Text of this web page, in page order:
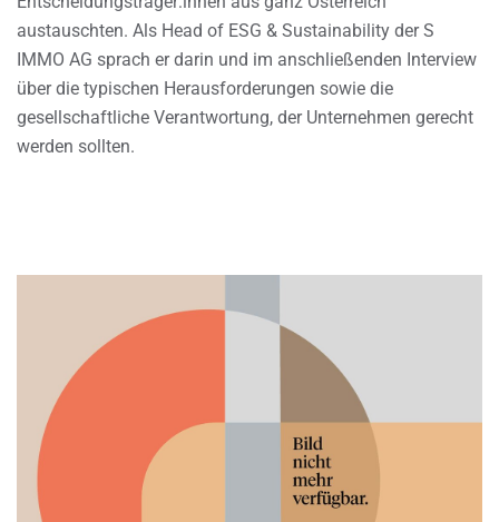
austauschten. Als Head of ESG & Sustainability der S
IMMO AG sprach er darin und im anschließenden Interview
über die typischen Herausforderungen sowie die
gesellschaftliche Verantwortung, der Unternehmen gerecht
werden sollten.